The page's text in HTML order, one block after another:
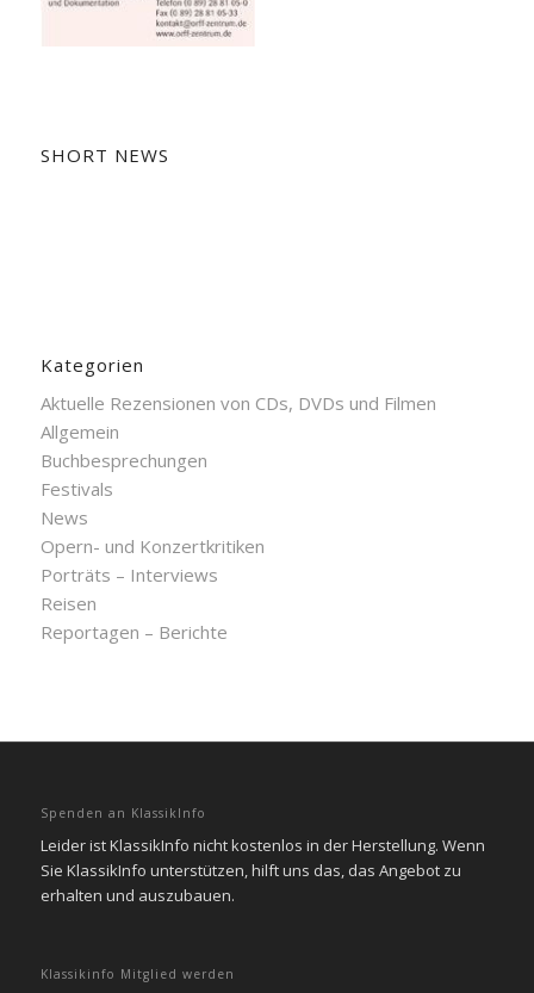
SHORT NEWS
Kategorien
Aktuelle Rezensionen von CDs, DVDs und Filmen
Allgemein
Buchbesprechungen
Festivals
News
Opern- und Konzertkritiken
Porträts – Interviews
Reisen
Reportagen – Berichte
Spenden an KlassikInfo
Leider ist KlassikInfo nicht kostenlos in der Herstellung. Wenn
Sie KlassikInfo unterstützen, hilft uns das, das Angebot zu
erhalten und auszubauen.
Klassikinfo Mitglied werden